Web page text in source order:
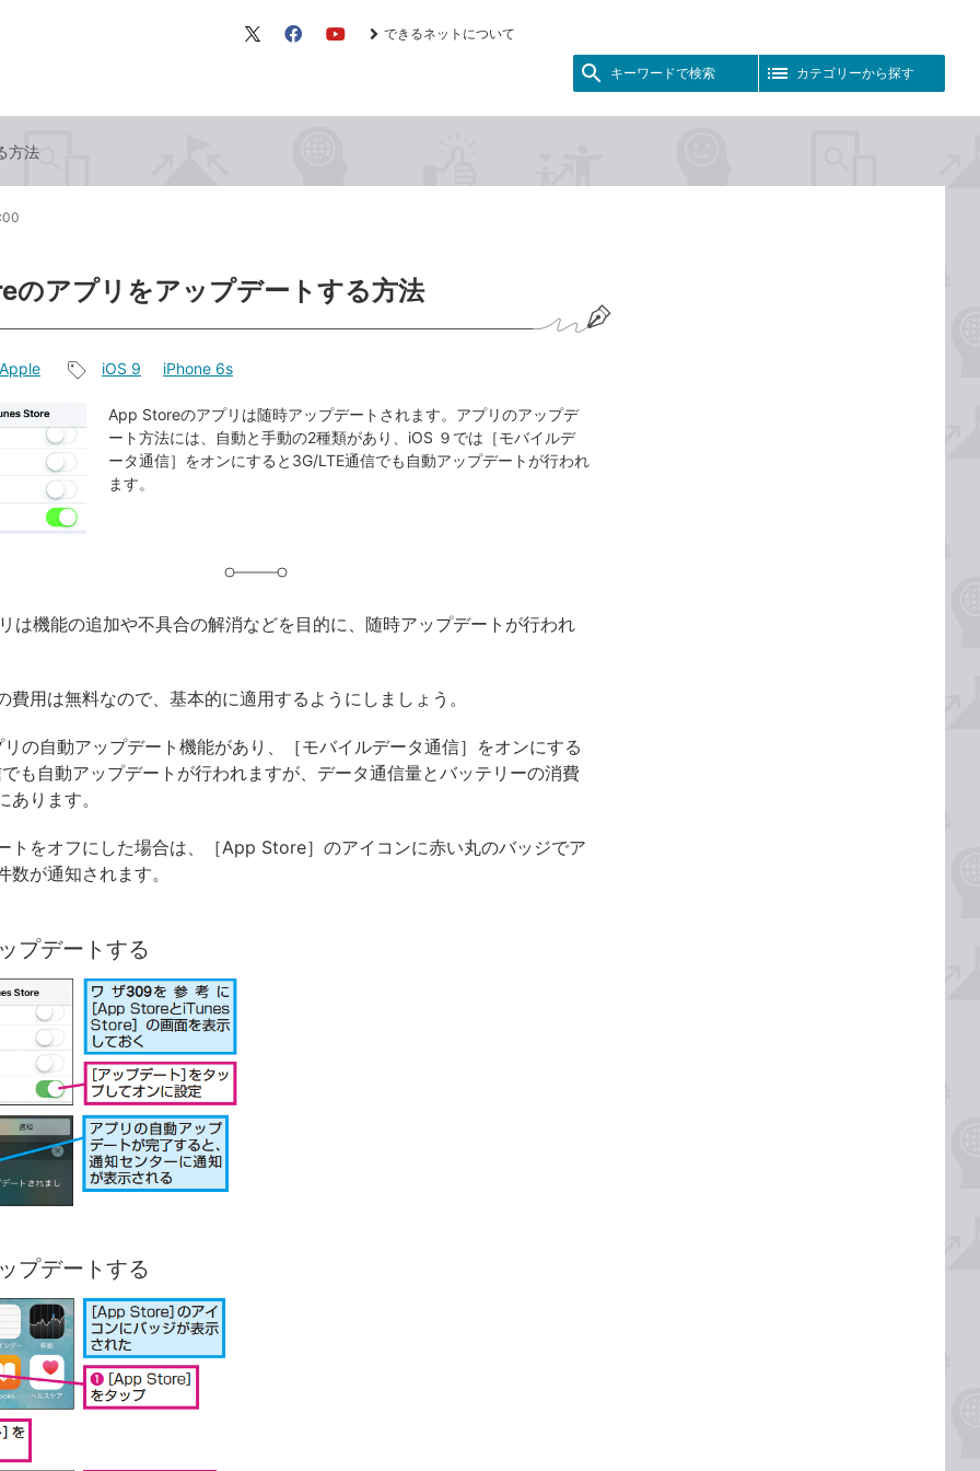
X（旧 FacebookYouTube
できるネットについて
キーワードで検索 カテゴリーから探す
方法
のアプリをアップデートする方法
Apple iOS 9 iPhone 6s
App Storeのアプリは随時アップデートされます。アプリのアップデ
ート方法には、自動と手動の2種類があり、iOS ９では［モバイルデ
ータ通信］をオンにすると3G/LTE通信でも自動アップデートが行われ
ます。
は機能の追加や不具合の解消などを目的に、随時アップデートが行われ
費用は無料なので、基本的に適用するようにしましょう。
の自動アップデート機能があり、［モバイルデータ通信］をオンにする
も自動アップデートが行われますが、データ通信量とバッテリーの消費
あります。
トをオフにした場合は、［App Store］のアイコンに赤い丸のバッジでア
数が通知されます。
プデートする
プデートする